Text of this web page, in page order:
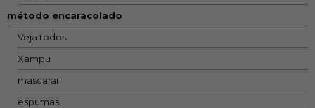
método encaracolado
Veja todos
Xampu
mascarar
espumas